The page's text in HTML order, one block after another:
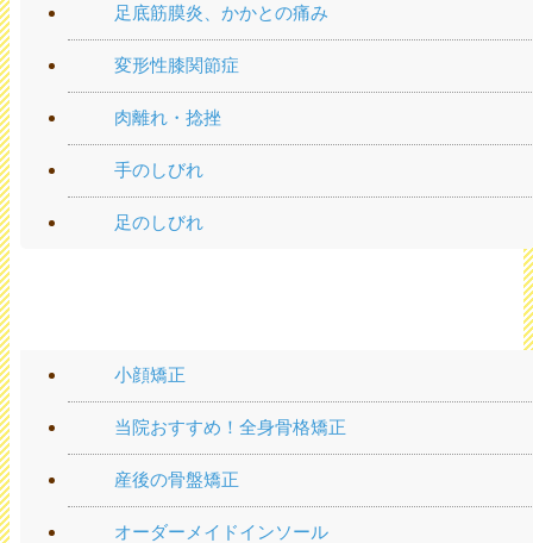
足底筋膜炎、かかとの痛み
変形性膝関節症
肉離れ・捻挫
手のしびれ
足のしびれ
小顔矯正
当院おすすめ！全身骨格矯正
産後の骨盤矯正
オーダーメイドインソール